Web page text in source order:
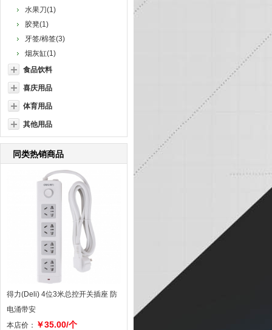
水果刀(1)
胶凳(1)
牙签/棉签(3)
烟灰缸(1)
食品饮料
喜庆用品
体育用品
其他用品
同类热销商品
得力(Deli) 4位3米总控开关插座 防
电涌带安
本店价： ￥35.00/个